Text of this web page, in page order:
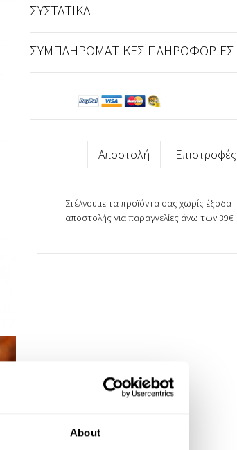
About
ΣΥΣΤΑΤΙΚΆ
ΣΥΜΠΛΗΡΩΜΑΤΙΚΈΣ ΠΛΗΡΟΦΟΡΊΕΣ
Αποστολή Επιστροφές
Στέλνουμε τα προϊόντα σας χωρίς έξοδα
αποστολής για παραγγελίες άνω των 39€